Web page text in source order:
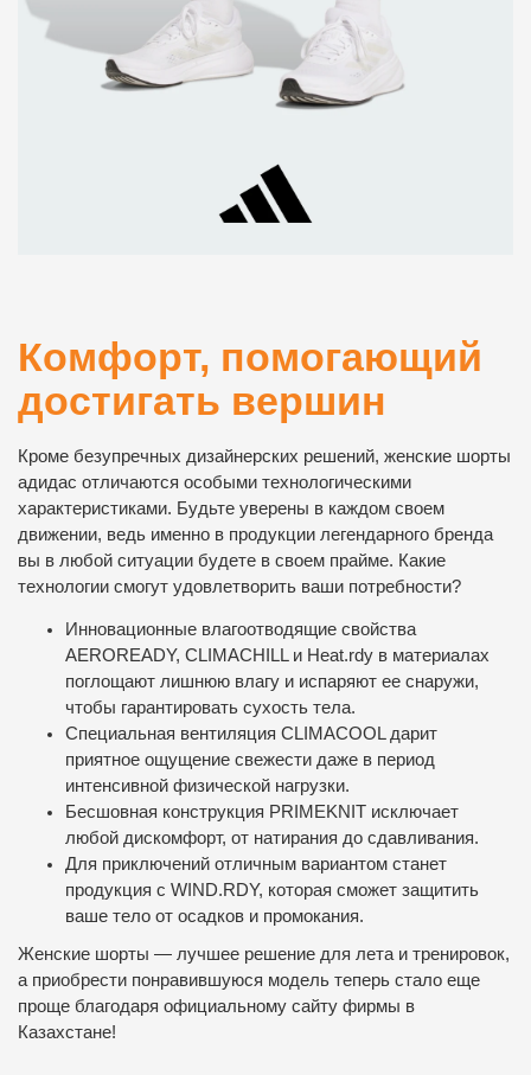
Комфорт, помогающий
достигать вершин
Кроме безупречных дизайнерских решений, женские шорты
адидас отличаются особыми технологическими
характеристиками. Будьте уверены в каждом своем
движении, ведь именно в продукции легендарного бренда
вы в любой ситуации будете в своем прайме. Какие
технологии смогут удовлетворить ваши потребности?
Инновационные влагоотводящие свойства
AEROREADY, CLIMACHILL и Heat.rdy в материалах
поглощают лишнюю влагу и испаряют ее снаружи,
чтобы гарантировать сухость тела.
Специальная вентиляция CLIMACOOL дарит
приятное ощущение свежести даже в период
интенсивной физической нагрузки.
Бесшовная конструкция PRIMEKNIT исключает
любой дискомфорт, от натирания до сдавливания.
Для приключений отличным вариантом станет
продукция с WIND.RDY, которая сможет защитить
ваше тело от осадков и промокания.
Женские шорты — лучшее решение для лета и тренировок,
а приобрести понравившуюся модель теперь стало еще
проще благодаря официальному сайту фирмы в
Казахстане!